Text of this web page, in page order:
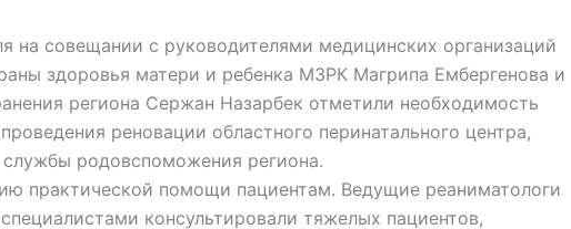
на совещании с руководителями медицинских организаций
здоровья матери и ребенка МЗРК Магрипа Ембергенова и
региона Сержан Назарбек отметили необходимость
реновации областного перинатального центра,
родовспоможения региона.
практической помощи пациентам. Ведущие реаниматологи
консультировали тяжелых пациентов,